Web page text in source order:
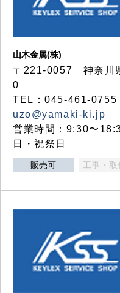
山木金属(株)
〒221-0057 神奈川
0
TEL：045-461-
uzo@yamaki-ki.jp
営業時間：9:30〜
日・祝祭日
販売可 工事・取